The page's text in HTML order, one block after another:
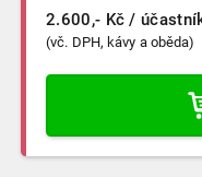
2.600,- Kč /
(vč. DPH, kávy a oběda)